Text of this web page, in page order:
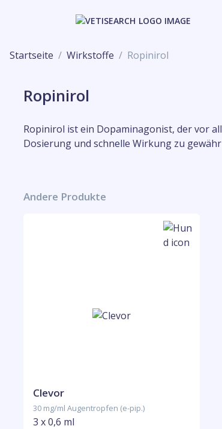
Startseite Wirkstoffe Ropinirol
Ropinirol
Ropinirol ist ein Dopaminagonist, der vor
Dosierung und schnelle Wirkung zu
Andere Produkte
Clevor
30 mg/ml Augentropfen (e-pip.)
3 x 0,6 ml